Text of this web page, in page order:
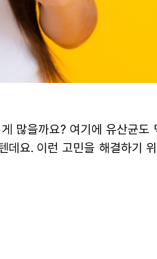
많을까요? 여기에 유산균도
요. 이런 고민을 해결하기